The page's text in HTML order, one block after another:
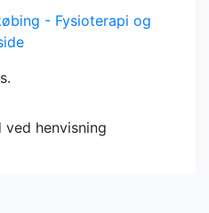
- Fysioterapi og
ved henvisning